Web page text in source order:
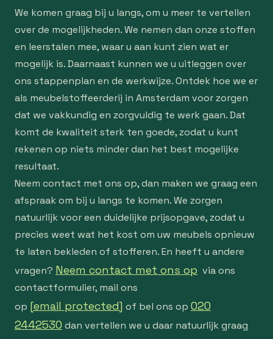
We komen graag bij u langs, om u meer te vertellen
over de mogelijkheden. We nemen dan onze stoffen
en leerstalen mee, waar u aan kunt zien wat er
mogelijk is. Daarnaast kunnen we u uitleggen over
ons stappenplan en de werkwijze. Ontdek hoe we er
als meubelstoffeerderij in Amsterdam voor zorgen
dat we vakkundig en zorgvuldig te werk gaan. Dat
komt de kwaliteit sterk ten goede, zodat u kunt
rekenen op niets minder dan het best mogelijke
resultaat.
Neem contact met ons op, dan maken we graag een
afspraak om bij u langs te komen. We zorgen
natuurlijk voor een duidelijke prijsopgave, zodat u
precies weet wat het kost om uw meubels opnieuw
te laten bekleden of stofferen. En heeft u andere
vragen? Neem contact met ons op via ons
contactformulier, mail ons
op [email protected] of bel ons op 020
2442530 dan vertellen we u daar natuurlijk graag